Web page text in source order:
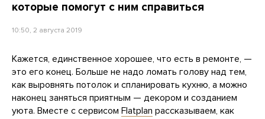
которые помогут с ним справиться
10:50, 2 августа 2019
Кажется, единственное хорошее, что есть в ремонте, —
это его конец. Больше не надо ломать голову над тем,
как выровнять потолок и спланировать кухню, а можно
наконец заняться приятным — декором и созданием
уюта. Вместе с сервисом Flatplan рассказываем, как